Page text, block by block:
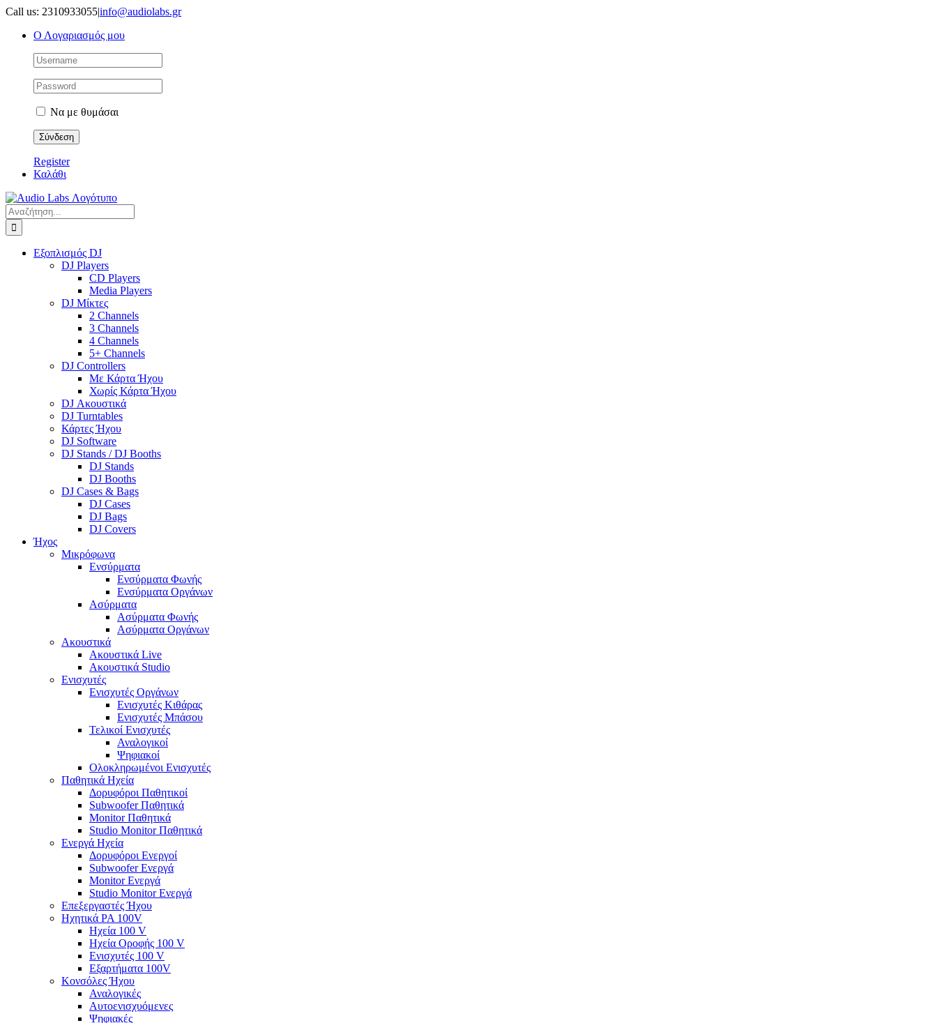
Μετάβαση
περιεχόμενο
Call us: 2310933055|info@audiolabs.gr
Ο Λογαριασμός μου
Να με θυμάσαι
Register
Καλάθι
Αναζήτηση
για:
Εξοπλισμός DJ
DJ Players
CD Players
Media Players
DJ Μίκτες
2 Channels
3 Channels
4 Channels
5+ Channels
DJ Controllers
Με Κάρτα Ήχου
Χωρίς Κάρτα Ήχου
DJ Ακουστικά
DJ Turntables
Κάρτες Ήχου
DJ Software
DJ Stands / DJ Booths
DJ Stands
DJ Booths
DJ Cases & Bags
DJ Cases
DJ Bags
DJ Covers
Ήχος
Μικρόφωνα
Ενσύρματα
Ενσύρματα Φωνής
Ενσύρματα Οργάνων
Ασύρματα
Ασύρματα Φωνής
Ασύρματα Οργάνων
Ακουστικά
Ακουστικά Live
Ακουστικά Studio
Ενισχυτές
Ενισχυτές Οργάνων
Ενισχυτές Κιθάρας
Ενισχυτές Μπάσου
Τελικοί Ενισχυτές
Αναλογικοί
Ψηφιακοί
Ολοκληρωμένοι Ενισχυτές
Παθητικά Ηχεία
Δορυφόροι Παθητικοί
Subwoofer Παθητικά
Monitor Παθητικά
Studio Monitor Παθητικά
Ενεργά Ηχεία
Δορυφόροι Ενεργοί
Subwoofer Ενεργά
Monitor Ενεργά
Studio Monitor Ενεργά
Επεξεργαστές Ήχου
Ηχητικά PA 100V
Ηχεία 100 V
Ηχεία Οροφής 100 V
Ενισχυτές 100 V
Εξαρτήματα 100V
Κονσόλες Ήχου
Αναλογικές
Αυτοενισχυόμενες
Ψηφιακές